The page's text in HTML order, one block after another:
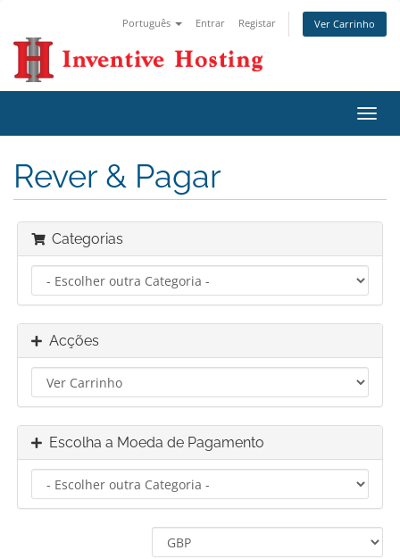
Português Entrar Registar Ver Carrinho
Rever & Pagar
Categorias
Acções
Escolha a Moeda de Pagamento